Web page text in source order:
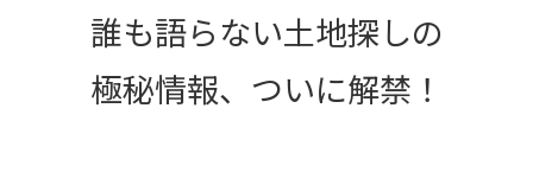
誰も語らない土地探しの
極秘情報、ついに解禁！